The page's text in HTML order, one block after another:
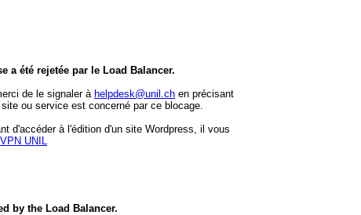
a été rejetée par le Load Balancer.
de le signaler à helpdesk@unil.ch en précisant
ou service est concerné par ce blocage.
d'accéder à l'édition d'un site Wordpress, il vous
VPN UNIL
by the Load Balancer.